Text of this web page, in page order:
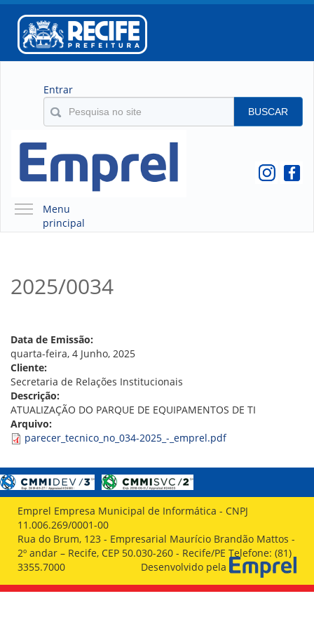
Entrar
BUSCAR
Menu
principal
O QUE É A EMPREL
CONSELHOS
LOCALIZAÇÃO
GESTORES
GOVERNANÇA
NOTÍCIAS
COMPRAS
COMISSÕES
LICITAÇÕES
REGULAMENTO INTERNO DE LICITAÇÕES E
CONTRATO
GESTÃO DE PESSOAS
COLABORADORES
2025/0034
Data de Emissão:
quarta-feira, 4 Junho, 2025
Cliente:
Secretaria de Relações Institucionais
Descrição:
ATUALIZAÇÃO DO PARQUE DE EQUIPAMENTOS DE TI
Arquivo:
parecer_tecnico_no_034-2025_-_emprel.pdf
Emprel Empresa Municipal de Informática - CNPJ
11.006.269/0001-00
Rua do Brum, 123 - Empresarial Maurício Brandão Mattos -
2º andar – Recife, CEP 50.030-260 - Recife/PE Telefone: (81)
3355.7000
Desenvolvido pela